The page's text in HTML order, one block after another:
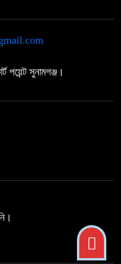
বাসের সংঘর্ষে মর্মান্তিক দুর্ঘটনা,
পরিষদ নির্বাচন
চূড়ান্ত ঘোষণার অপেক্ষায় মাঠে
সুনামগঞ্জ।